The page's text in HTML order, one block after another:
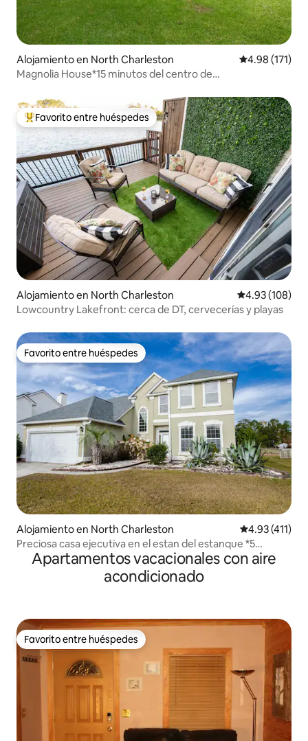
Alojamiento en North Charleston Calificación
4.98 (171)
Magnolia House*15 minutos del centro de
Favorito entre huéspedes preferido
Favorito entre huéspedes
Alojamiento en North Charleston Calificación
4.93 (108)
Lowcountry Lakefront: cerca de DT, cervecerías y playas
Favorito entre huéspedes
Favorito entre huéspedes
Alojamiento en North Charleston Calificación
4.93 (411)
Preciosa casa ejecutiva en el estan del estanque *5
camas*
Apartamentos vacacionales con aire
acondicionado
Favorito entre huéspedes
Favorito entre huéspedes